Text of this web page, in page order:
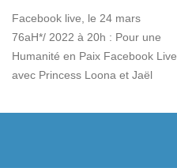
Facebook live, le 24 mars
76aH*/ 2022 à 20h : Pour une
Humanité en Paix Facebook Live
avec Princess Loona et Jaël